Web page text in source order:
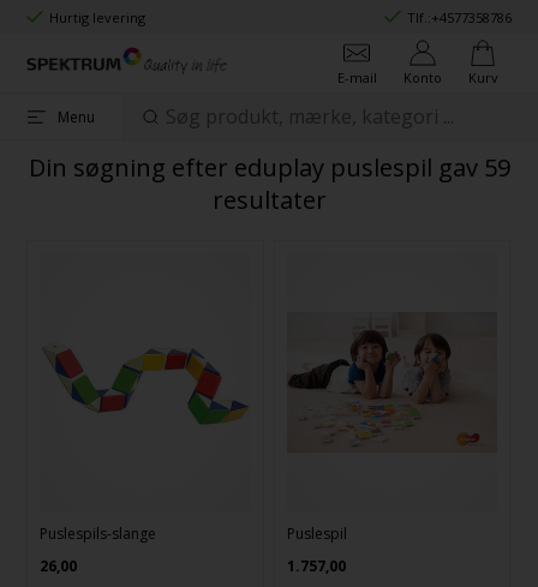
Hurtig levering Tlf.:+4577358786
E-mail Konto Kurv
Menu
Din søgning efter eduplay puslespil gav 59
resultater
Puslespils-slange
26,00
Puslespil
1.757,00